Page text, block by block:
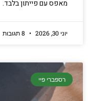
מאפס עם פייתון בלבד.
יוני 30, 2026
רספברי פיי